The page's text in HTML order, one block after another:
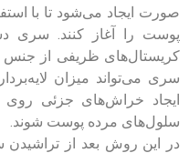
صورت ایجاد می‌شود تا با
پوست را آغاز کنند. سری
کریستال‌های ظریفی از جنس
سری می‌تواند میزان
ایجاد خراش‌های جزئی
سلول‌های مرده پوست شوند.
در این روش بعد از تراشیدن